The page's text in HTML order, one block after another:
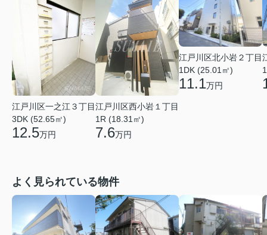
江戸川区一之江３丁目
3DK (52.65㎡)
12.5万円
江戸川区西小岩１丁目
1R (18.31㎡)
7.6万円
江戸川区北小岩２丁目
1DK (25.01㎡)
11.1万円
よく見られている物件